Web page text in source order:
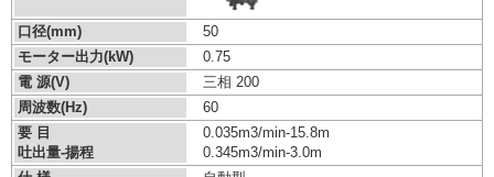
口径(mm)
50
モーター出力(kW)
0.75
電 源(V)
三相 200
周波数(Hz)
60
要 目
吐出量-揚程
0.035m3/min-15.8m
0.345m3/min-3.0m